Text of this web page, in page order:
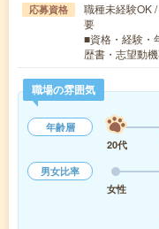
応募資格
職種未経験OK
要
■資格・経験・
歴書・志望動
職場の雰囲気
年齢層
20代
男女比率
女性